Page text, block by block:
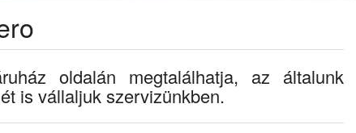
oldalán megtalálhatja, az általunk
is vállaljuk szervizünkben.